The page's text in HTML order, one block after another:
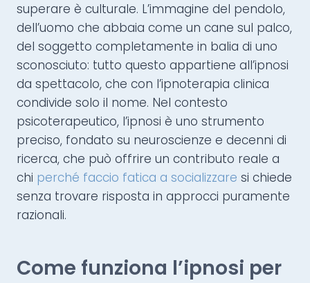
superare è culturale. L’immagine del pendolo,
dell’uomo che abbaia come un cane sul palco,
del soggetto completamente in balia di uno
sconosciuto: tutto questo appartiene all’ipnosi
da spettacolo, che con l’ipnoterapia clinica
condivide solo il nome. Nel contesto
psicoterapeutico, l’ipnosi è uno strumento
preciso, fondato su neuroscienze e decenni di
ricerca, che può offrire un contributo reale a
chi perché faccio fatica a socializzare si chiede
senza trovare risposta in approcci puramente
razionali.
Come funziona l’ipnosi per